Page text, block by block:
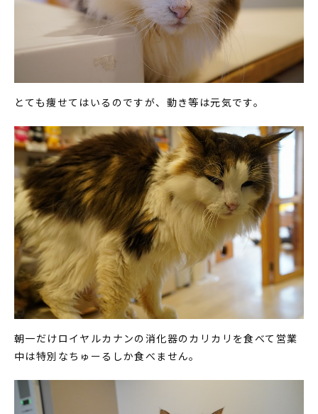
とても痩せてはいるのですが、動き等は元気です。
朝一だけロイヤルカナンの消化器のカリカリを食べて営業
中は特別なちゅーるしか食べません。